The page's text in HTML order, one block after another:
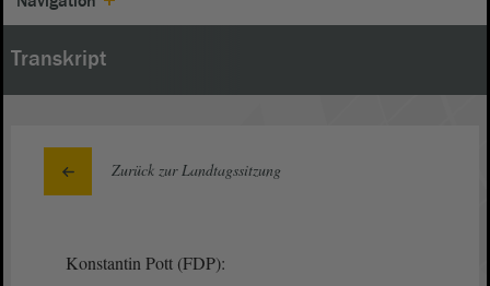
Transkript
Zurück zur Landtagssitzung
Konstantin Pott (FDP):